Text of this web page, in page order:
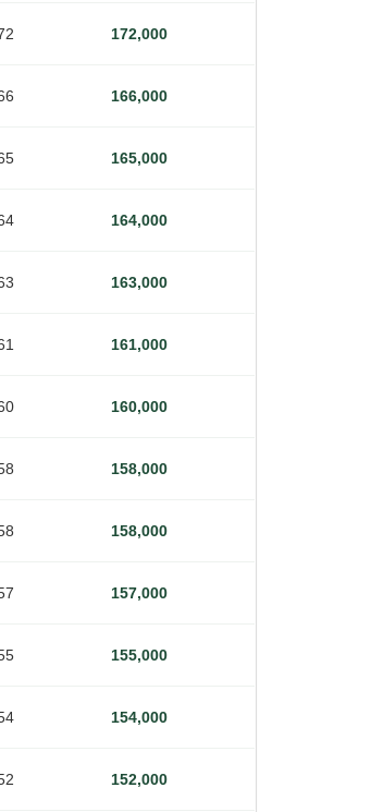
172,000
166,000
165,000
164,000
163,000
161,000
160,000
158,000
158,000
157,000
155,000
154,000
152,000